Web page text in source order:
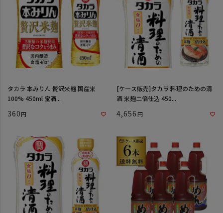
タカラ 本みりん 贅沢米麹 国産米
100% 450ml 宝酒...
360
[ケース販売]タカラ 料理のための清
酒 米麹二倍仕込 450...
4,656